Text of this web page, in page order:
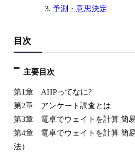
予測・意思決定
目次
主要目次
第1章 AHPってなに?
第2章 アンケート調査とは
第3章 電卓でウェイトを計算 簡
第4章 電卓でウェイトを計算 簡
法）